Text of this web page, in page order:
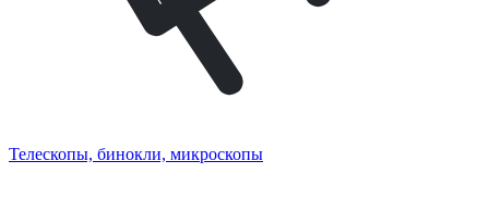
Телескопы, бинокли, микроскопы